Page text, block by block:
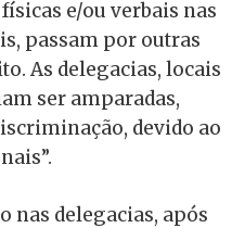
e/ou verbais nas
passam por outras
As delegacias, locais
ser amparadas,
devido ao
nas delegacias, após